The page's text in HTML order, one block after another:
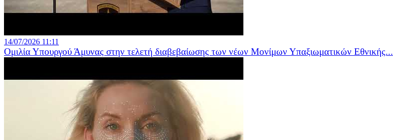
14/07/2026 11:11
Ομιλία Υπουργού Άμυνας στην τελετή διαβεβαίωσης των νέων Μονίμων Υπαξιωματικών Εθνικής...